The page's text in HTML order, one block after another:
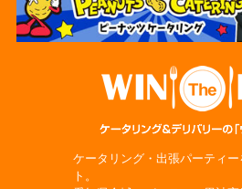
ケータリング・出張パーティ
ト。